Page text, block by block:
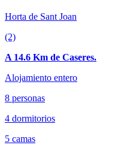
Horta de Sant Joan
(2)
A 14.6 Km de Caseres.
Alojamiento entero
8 personas
4 dormitorios
5 camas